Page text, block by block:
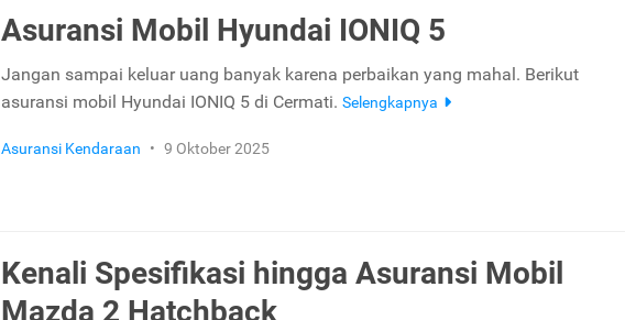
Asuransi Mobil Hyundai IONIQ 5
Jangan sampai keluar uang banyak karena perbaikan yang mahal. Berikut
asuransi mobil Hyundai IONIQ 5 di Cermati. Selengkapnya
Asuransi Kendaraan • 9 Oktober 2025
Kenali Spesifikasi hingga Asuransi Mobil
Mazda 2 Hatchback